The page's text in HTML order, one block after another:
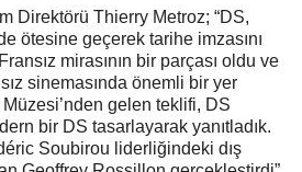
Direktörü Thierry Metroz; “DS,
ötesine geçerek tarihe imzasını
mirasının bir parçası oldu ve
sinemasında önemli bir yer
gelen teklifi, DS
bir DS tasarlayarak yanıtladık.
Soubirou liderliğindeki dış